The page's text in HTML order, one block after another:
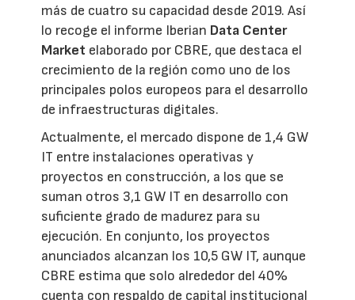
más de cuatro su capacidad desde 2019. Así
lo recoge el informe Iberian Data Center
Market elaborado por CBRE, que destaca el
crecimiento de la región como uno de los
principales polos europeos para el desarrollo
de infraestructuras digitales.
Actualmente, el mercado dispone de 1,4 GW
IT entre instalaciones operativas y
proyectos en construcción, a los que se
suman otros 3,1 GW IT en desarrollo con
suficiente grado de madurez para su
ejecución. En conjunto, los proyectos
anunciados alcanzan los 10,5 GW IT, aunque
CBRE estima que solo alrededor del 40%
cuenta con respaldo de capital institucional